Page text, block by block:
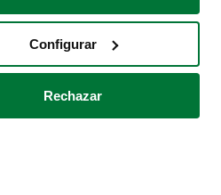
Configurar
Rechazar